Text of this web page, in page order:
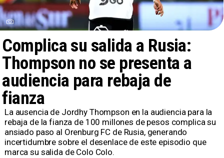
Complica su salida a Rusia:
Thompson no se presenta a
audiencia para rebaja de
fianza
La ausencia de Jordhy Thompson en la audiencia para la
rebaja de la fianza de 100 millones de pesos complica su
ansiado paso al Orenburg FC de Rusia, generando
incertidumbre sobre el desenlace de este episodio que
marca su salida de Colo Colo.